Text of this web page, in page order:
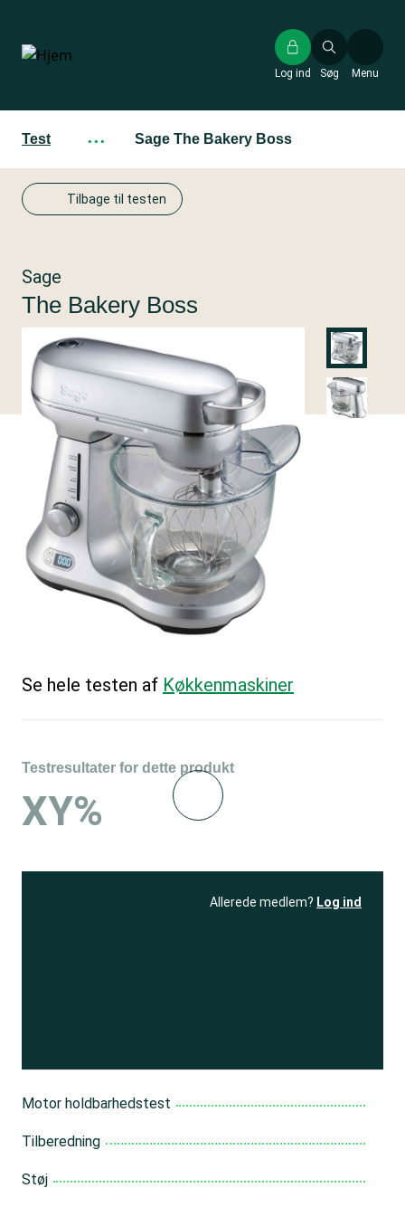
hovedindhold
Søg
Log ind Menu
Test ··· Sage The Bakery Boss
Tilbage til testen
Sage
The Bakery Boss
Se hele testen af Køkkenmaskiner
Testresultater for dette produkt
XY%
Allerede medlem? Log ind
Motor holdbarhedstest
Tilberedning
Støj